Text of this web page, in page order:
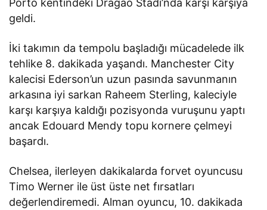
Porto kentindeki Dragao Stadı’nda karşı karşıya
geldi.
İki takımın da tempolu başladığı mücadelede ilk
tehlike 8. dakikada yaşandı. Manchester City
kalecisi Ederson’un uzun pasında savunmanın
arkasına iyi sarkan Raheem Sterling, kaleciyle
karşı karşıya kaldığı pozisyonda vuruşunu yaptı
ancak Edouard Mendy topu kornere çelmeyi
başardı.
Chelsea, ilerleyen dakikalarda forvet oyuncusu
Timo Werner ile üst üste net fırsatları
değerlendiremedi. Alman oyuncu, 10. dakikada